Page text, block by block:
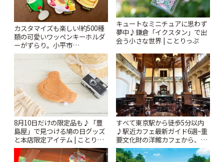
カスタマイズも楽しい!約500種
類の可愛いワッペンキーホルダ
ーがずらり。小平市
「Kimamaya T&K」 | ことりっ
ぷ
キュートなミニチュアに思わず
夢中♪鎌倉「イクスタン」で出
会う小さな世界 | ことりっぷ
8月10日だけの限定品も♪「豊
島屋」で見つける鳩の日グッズ
と本店限定アイテム | ことりっ
ぷ
すべて東京駅から徒歩5分以内
♪駅近カフェ最新ガイド6選~重
要文化財の洋館カフェから、改
札すぐのレトロ喫茶まで~ | こと
りっぷ